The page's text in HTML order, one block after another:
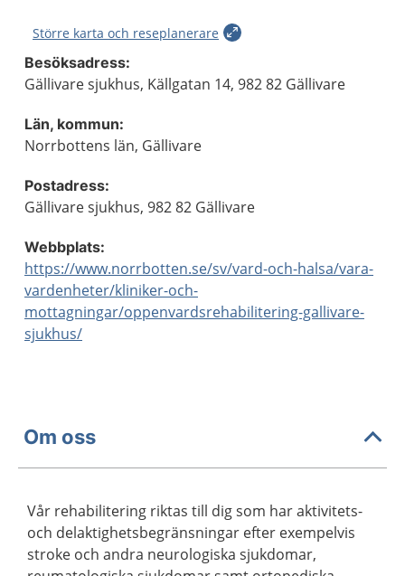
Större karta och reseplanerare
Besöksadress:
Gällivare sjukhus, Källgatan 14, 982 82 Gällivare
Län, kommun:
Norrbottens län, Gällivare
Postadress:
Gällivare sjukhus, 982 82 Gällivare
Webbplats:
https://www.norrbotten.se/sv/vard-och-halsa/vara-
vardenheter/kliniker-och-
mottagningar/oppenvardsrehabilitering-gallivare-
sjukhus/
Om oss
Vår rehabilitering riktas till dig som har aktivitets-
och delaktighetsbegränsningar efter exempelvis
stroke och andra neurologiska sjukdomar,